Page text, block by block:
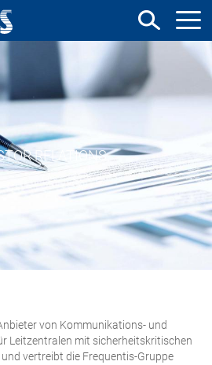
RELATIONS
von Kommunikations- und
Leitzentralen mit sicherheitskritischen
vertreibt die Frequentis-Gruppe